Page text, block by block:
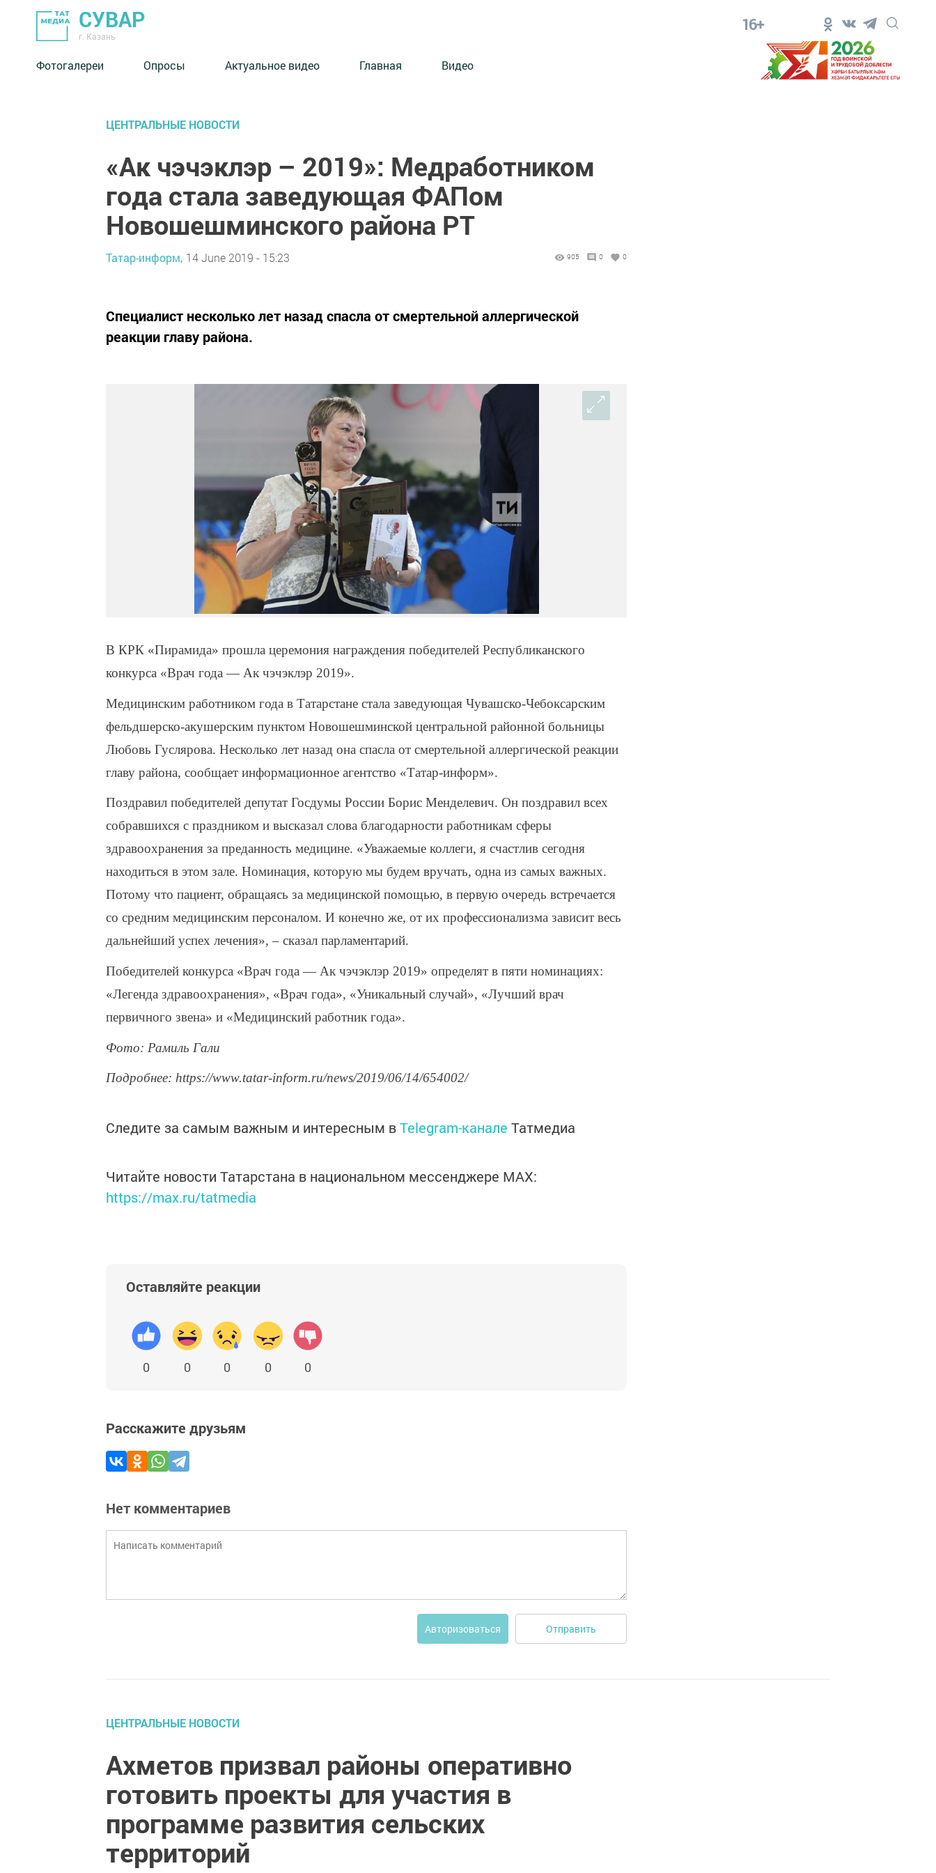
СУВАР
г. Казань
16+
Фотогалереи Опросы Актуальное видео Главная Видео
ЦЕНТРАЛЬНЫЕ НОВОСТИ
«Ак чэчэклэр – 2019»: Медработником
года стала заведующая ФАПом
Новошешминского района РТ
Татар-информ, 14 June 2019 - 15:23 905 0 0
Специалист несколько лет назад спасла от смертельной аллергической
реакции главу района.
В КРК «Пирамида» прошла церемония награждения победителей Республиканского
конкурса «Врач года — Ак чэчэклэр 2019».
Медицинским работником года в Татарстане стала заведующая Чувашско-Чебоксарским
фельдшерско-акушерским пунктом Новошешминской центральной районной больницы
Любовь Гуслярова. Несколько лет назад она спасла от смертельной аллергической реакции
главу района, сообщает информационное агентство «Татар-информ».
Поздравил победителей депутат Госдумы России Борис Менделевич. Он поздравил всех
собравшихся с праздником и высказал слова благодарности работникам сферы
здравоохранения за преданность медицине. «Уважаемые коллеги, я счастлив сегодня
находиться в этом зале. Номинация, которую мы будем вручать, одна из самых важных.
Потому что пациент, обращаясь за медицинской помощью, в первую очередь встречается
со средним медицинским персоналом. И конечно же, от их профессионализма зависит весь
дальнейший успех лечения», – сказал парламентарий.
Победителей конкурса «Врач года — Ак чэчэклэр 2019» определят в пяти номинациях:
«Легенда здравоохранения», «Врач года», «Уникальный случай», «Лучший врач
первичного звена» и «Медицинский работник года».
Фото: Рамиль Гали
Подробнее: https://www.tatar-inform.ru/news/2019/06/14/654002/
Следите за самым важным и интересным вTelegram-канале Татмедиа
Читайте новости Татарстана в национальном мессенджере MАХ:
https://max.ru/tatmedia
Оставляйте реакции
0 0 0 0 0
Расскажите друзьям
Нет комментариев
Авторизоваться Отправить
ЦЕНТРАЛЬНЫЕ НОВОСТИ
Ахметов призвал районы оперативно
готовить проекты для участия в
программе развития сельских
территорий